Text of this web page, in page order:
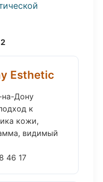
Esthetic
на-Дону
к
кожи,
видимый
46 17